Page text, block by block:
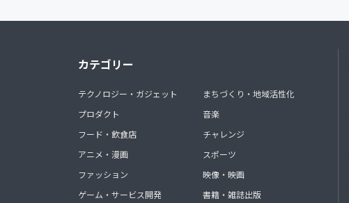
カテゴリー
テクノロジー・ガジェット
プロダクト
フード・飲食店
アニメ・漫画
ファッション
ゲーム・サービス開発
まちづくり・地域活性化
音楽
チャレンジ
スポーツ
映像・映画
書籍・雑誌出版